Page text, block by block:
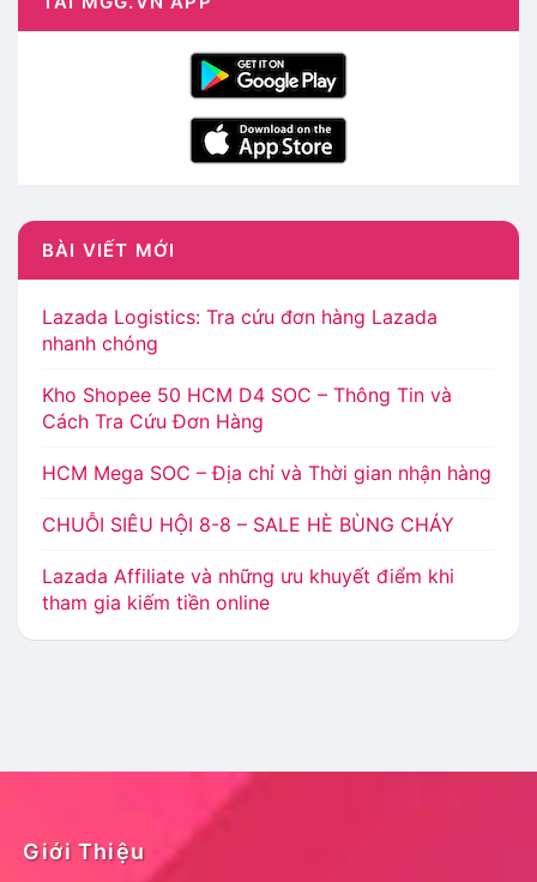
BÀI VIẾT MỚI
Lazada Logistics: Tra cứu đơn hàng Lazada
nhanh chóng
Kho Shopee 50 HCM D4 SOC – Thông Tin và
Cách Tra Cứu Đơn Hàng
HCM Mega SOC – Địa chỉ và Thời gian nhận hàng
CHUỖI SIÊU HỘI 8-8 – SALE HÈ BÙNG CHÁY
Lazada Affiliate và những ưu khuyết điểm khi
tham gia kiếm tiền online
Giới Thiệu